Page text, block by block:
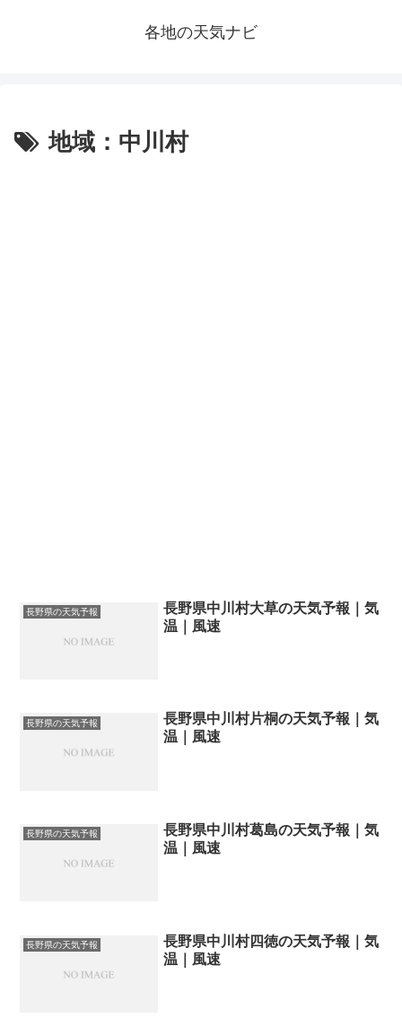
各地の天気ナビ
地域：中川村
長野県の天気予報
長野県中川村大草の天気予報｜気
温｜風速
長野県の天気予報
長野県中川村片桐の天気予報｜気
温｜風速
長野県の天気予報
長野県中川村葛島の天気予報｜気
温｜風速
長野県の天気予報
長野県中川村四徳の天気予報｜気
温｜風速